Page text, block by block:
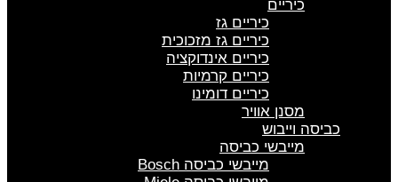
כיריים
כיריים גז
כיריים גז מזכוכית
כיריים אינדוקציה
כיריים קרמיות
כיריים דומינו
מסנן אוויר
כביסה וייבוש
מייבשי כביסה
מייבשי כביסה Bosch